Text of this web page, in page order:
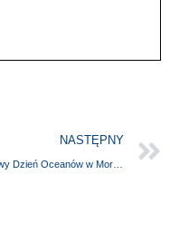
NASTĘPNY
Światowy Dzień Oceanów w Morskim Centrum Nauki